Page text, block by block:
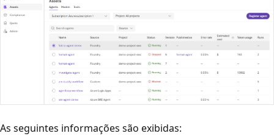
As seguintes informações são exibidas: